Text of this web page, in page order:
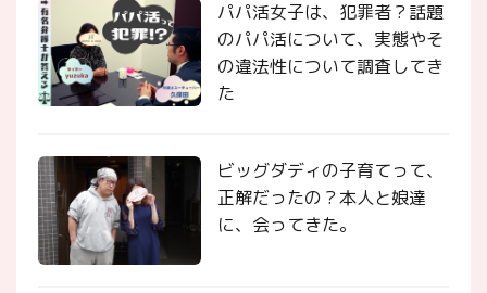
パパ活女子は、犯罪者？話題
のパパ活について、実態やそ
の違法性について調査してき
た
ビッグダディの子育てって、
正解だったの？本人と娘達
に、会ってきた。